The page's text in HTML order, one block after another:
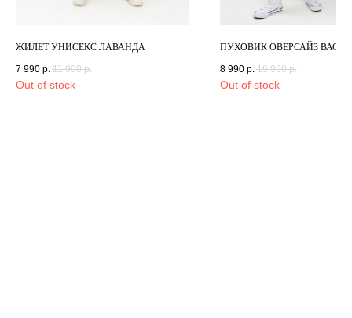
ЖИЛЕТ УНИСЕКС ЛАВАНДА
7 990 р. 11 990 р.
Out of stock
ПУХОВИК ОВЕРСАЙЗ
8 990 р. 19 990 р.
Out of stock